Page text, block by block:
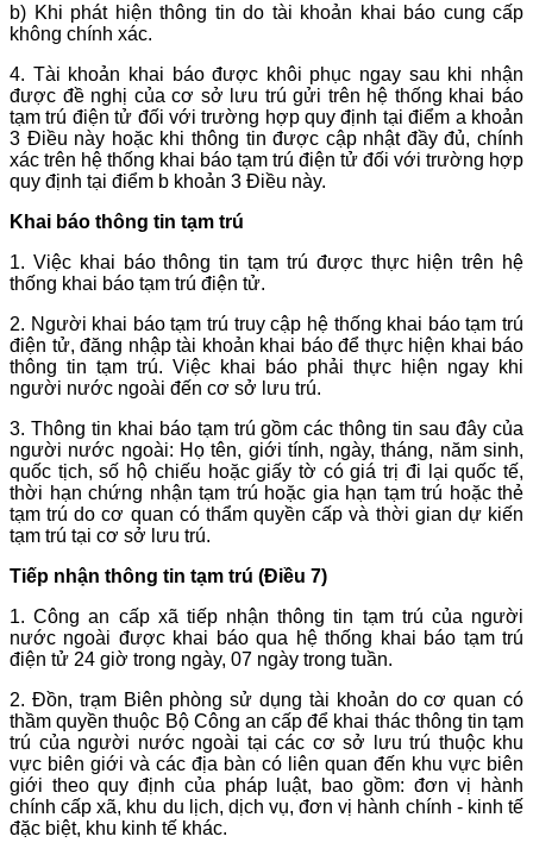
b) Khi phát hiện thông tin do tài khoản khai báo cung cấp
không chính xác.
4. Tài khoản khai báo được khôi phục ngay sau khi nhận
được đề nghị của cơ sở lưu trú gửi trên hệ thống khai báo
tạm trú điện tử đối với trường hợp quy định tại điểm a khoản
3 Điều này hoặc khi thông tin được cập nhật đầy đủ, chính
xác trên hệ thống khai báo tạm trú điện tử đối với trường hợp
quy định tại điểm b khoản 3 Điều này.
Khai báo thông tin tạm trú
1. Việc khai báo thông tin tạm trú được thực hiện trên hệ
thống khai báo tạm trú điện tử.
2. Người khai báo tạm trú truy cập hệ thống khai báo tạm trú
điện tử, đăng nhập tài khoản khai báo để thực hiện khai báo
thông tin tạm trú. Việc khai báo phải thực hiện ngay khi
người nước ngoài đến cơ sở lưu trú.
3. Thông tin khai báo tạm trú gồm các thông tin sau đây của
người nước ngoài: Họ tên, giới tính, ngày, tháng, năm sinh,
quốc tịch, số hộ chiếu hoặc giấy tờ có giá trị đi lại quốc tế,
thời hạn chứng nhận tạm trú hoặc gia hạn tạm trú hoặc thẻ
tạm trú do cơ quan có thẩm quyền cấp và thời gian dự kiến
tạm trú tại cơ sở lưu trú.
Tiếp nhận thông tin tạm trú (Điều 7)
1. Công an cấp xã tiếp nhận thông tin tạm trú của người
nước ngoài được khai báo qua hệ thống khai báo tạm trú
điện tử 24 giờ trong ngày, 07 ngày trong tuần.
2. Đồn, trạm Biên phòng sử dụng tài khoản do cơ quan có
thầm quyền thuộc Bộ Công an cấp để khai thác thông tin tạm
trú của người nước ngoài tại các cơ sở lưu trú thuộc khu
vực biên giới và các địa bàn có liên quan đến khu vực biên
giới theo quy định của pháp luật, bao gồm: đơn vị hành
chính cấp xã, khu du lịch, dịch vụ, đơn vị hành chính - kinh tế
đặc biệt, khu kinh tế khác.